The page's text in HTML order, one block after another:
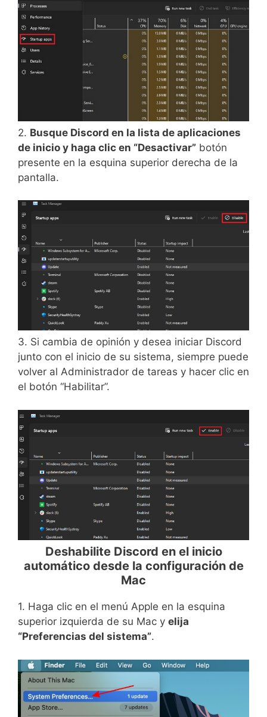
2. Busque Discord en la lista de aplicaciones
de inicio y haga clic en “Desactivar” botón
presente en la esquina superior derecha de la
pantalla.
3. Si cambia de opinión y desea iniciar Discord
junto con el inicio de su sistema, siempre puede
volver al Administrador de tareas y hacer clic en
el botón “Habilitar”.
Deshabilite Discord en el inicio
automático desde la configuración de
Mac
1. Haga clic en el menú Apple en la esquina
superior izquierda de su Mac y elija
“Preferencias del sistema”.